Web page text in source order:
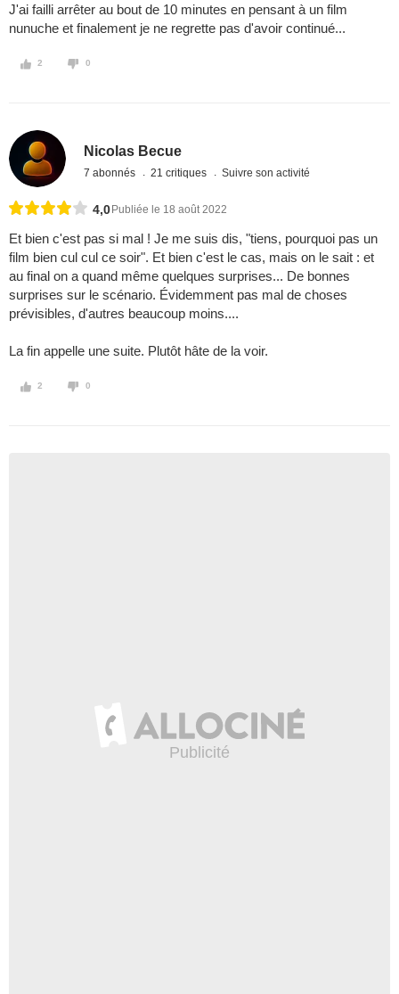
J'ai failli arrêter au bout de 10 minutes en pensant à un film
nunuche et finalement je ne regrette pas d'avoir continué...
2 0
Nicolas Becue
7 abonnés 21 critiques Suivre son activité
4,0 Publiée le 18 août 2022
Et bien c'est pas si mal ! Je me suis dis, "tiens, pourquoi pas un
film bien cul cul ce soir". Et bien c'est le cas, mais on le sait : et
au final on a quand même quelques surprises... De bonnes
surprises sur le scénario. Évidemment pas mal de choses
prévisibles, d'autres beaucoup moins....
La fin appelle une suite. Plutôt hâte de la voir.
2 0